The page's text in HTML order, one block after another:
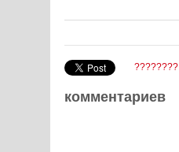
????????
комментариев